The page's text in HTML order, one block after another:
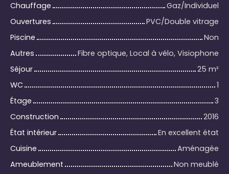
Chauffage
Gaz/Individuel
Ouvertures
PVC/Double vitrage
Piscine
Non
Autres
Fibre optique, Local à vélo, Visiophone
Séjour
25 m²
WC
1
Étage
3
Construction
2016
État intérieur
En excellent état
Cuisine
Aménagée
Ameublement
Non meublé